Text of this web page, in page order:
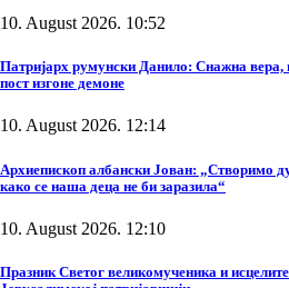
10. August 2026. 10:52
Патријарх румунски Данило: Снажна вера,
пост изгоне демоне
10. August 2026. 12:14
Архиепископ албански Јован: „Створимо
како се наша деца не би заразила“
10. August 2026. 12:10
Празник Светог великомученика и